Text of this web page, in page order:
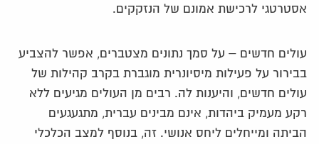
אסטרטגי לרכישת אמונם של הנזקקים.
עולים חדשים – על סמך נתונים מצטברים, אפשר להצביע
בבירור על פעילות מיסיונרית מוגברת בקרב קהילות של
עולים חדשים, והיענות לה. רבים מן העולים מגיעים ללא
רקע מעמיק ביהדות, אינם מבינים עברית, מתגעגעים
הביתה ומייחלים ליחס אנושי. זה, בנוסף למצב הכלכלי